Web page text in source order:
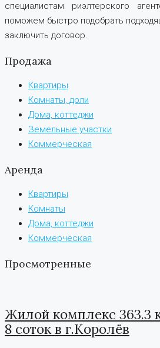
специалистам риэлтерского
поможем быстро подобрать
заключить договор.
Продажа
Квартиры
Комнаты, доли
Дома, коттеджи
Земельные участки
Коммерческая
Аренда
Квартиры
Комнаты
Дома, коттеджи
Коммерческая
Просмотренные
Жилой комплекс 363.3
8 соток в г.Королёв